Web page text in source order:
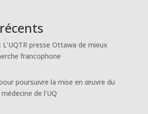
presse Ottawa de mieux
francophone
poursuivre la mise en œuvre du
de l’UQ